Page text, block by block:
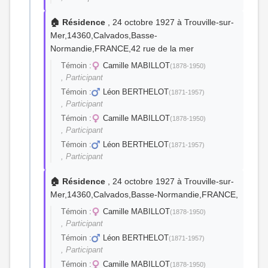
🏠 Résidence , 24 octobre 1927 à Trouville-sur-
Mer,14360,Calvados,Basse-
Normandie,FRANCE,42 rue de la mer
Témoin : Camille MABILLOT(1878-1950)
, Participant
Témoin :
Léon BERTHELOT(1871-1957)
, Participant
Témoin :
Camille MABILLOT(1878-1950)
, Participant
Témoin :
Léon BERTHELOT(1871-1957)
, Participant
🏠 Résidence , 24 octobre 1927 à Trouville-sur-
Mer,14360,Calvados,Basse-Normandie,FRANCE,
Témoin : Camille MABILLOT(1878-1950)
, Participant
Témoin :
Léon BERTHELOT(1871-1957)
, Participant
Témoin :
Camille MABILLOT(1878-1950)